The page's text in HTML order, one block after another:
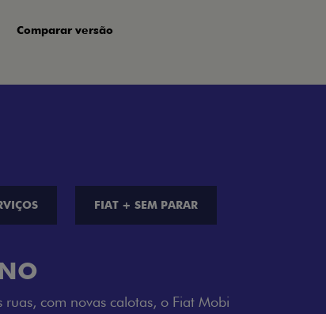
Comparar versão
FIAT + SEM PARAR
CORES
de cor que é a sua cara. Escolha